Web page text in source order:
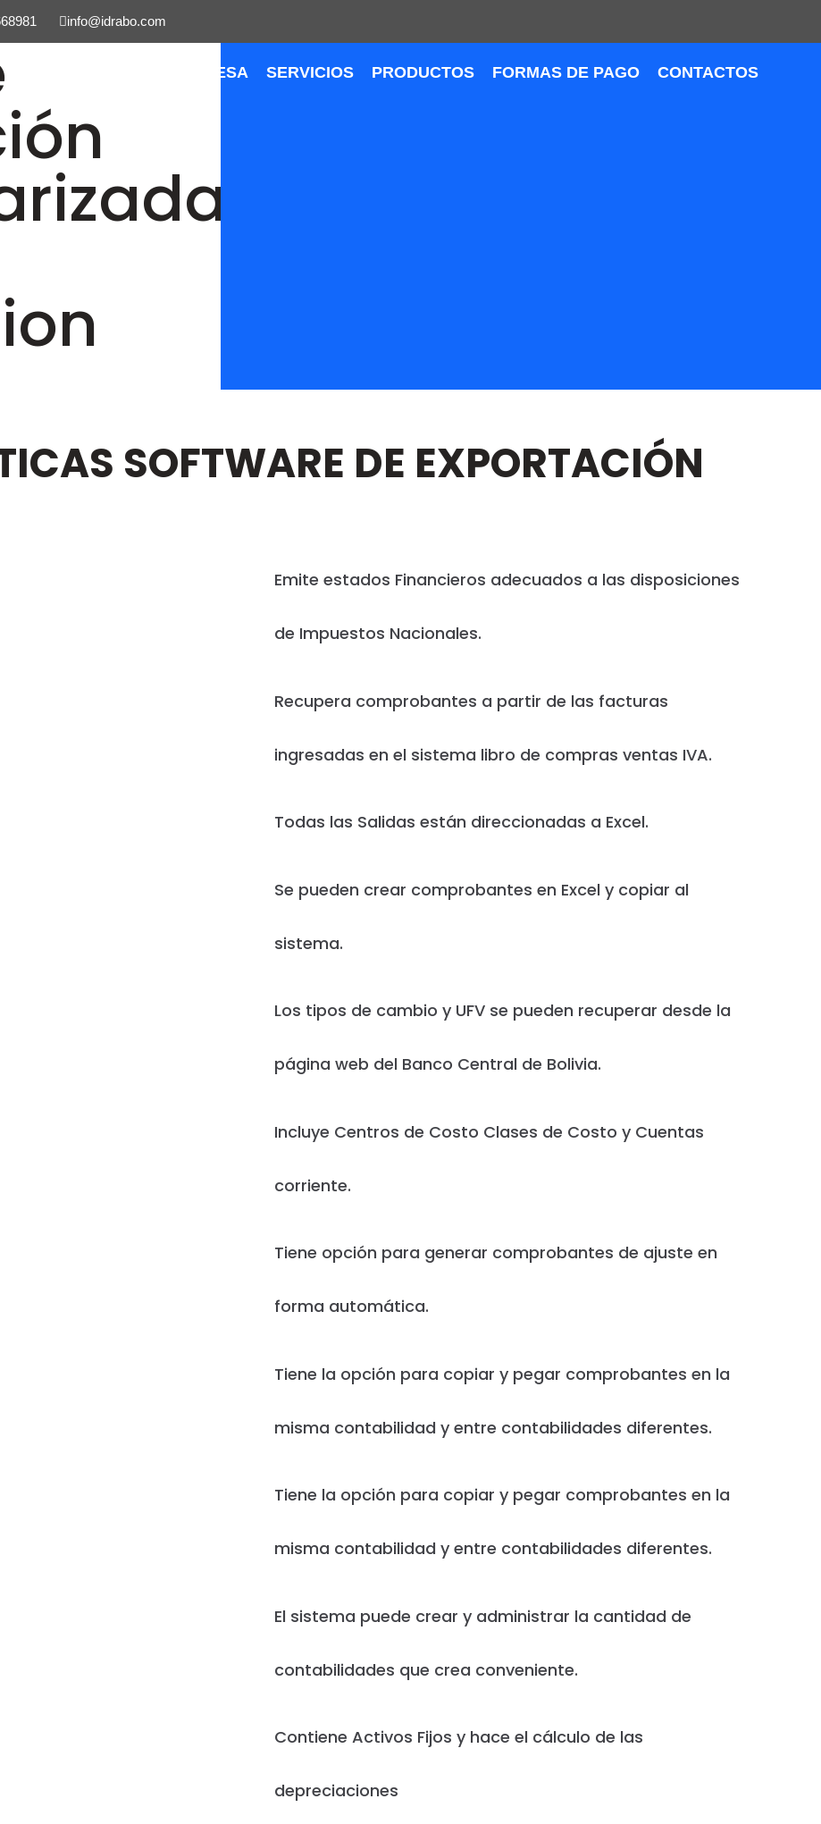
info@idrabo.com
EMPRESA SERVICIOS PRODUCTOS FORMAS DE PAGO CONTACTOS
SOFTWARE DE EXPORTACIÓN
Emite estados Financieros adecuados a las disposiciones
de Impuestos Nacionales.
Recupera comprobantes a partir de las facturas
ingresadas en el sistema libro de compras ventas IVA.
Todas las Salidas están direccionadas a Excel.
Se pueden crear comprobantes en Excel y copiar al
sistema.
Los tipos de cambio y UFV se pueden recuperar desde la
página web del Banco Central de Bolivia.
Incluye Centros de Costo Clases de Costo y Cuentas
corriente.
Tiene opción para generar comprobantes de ajuste en
forma automática.
Tiene la opción para copiar y pegar comprobantes en la
misma contabilidad y entre contabilidades diferentes.
Tiene la opción para copiar y pegar comprobantes en la
misma contabilidad y entre contabilidades diferentes.
El sistema puede crear y administrar la cantidad de
contabilidades que crea conveniente.
Contiene Activos Fijos y hace el cálculo de las
depreciaciones